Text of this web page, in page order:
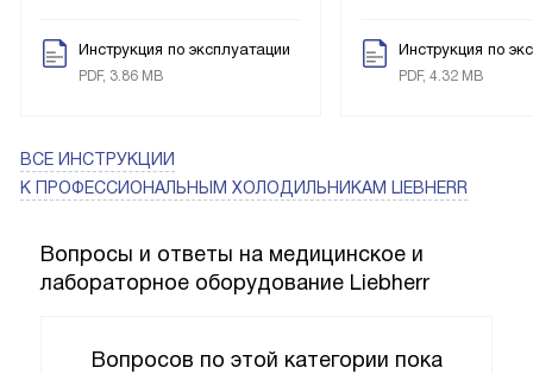
Инструкция по эксплуатации
PDF, 3.86 MB
Инструкция по
PDF, 4.32 MB
ВСЕ ИНСТРУКЦИИ
К ПРОФЕССИОНАЛЬНЫМ ХОЛОДИЛЬНИКАМ LIEBHERR
Вопросы и ответы на медицинское и
лабораторное оборудование Liebherr
Вопросов по этой категории пока